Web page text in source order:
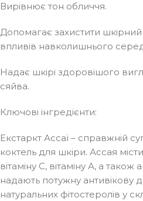
Вирівнює тон обличчя.
Допомагає захистити
впливів навколишнього
Надає шкірі здоровішого
сяйва.
Ключові інгредієнти:
Екстаркт Ассаї – справжній
коктель для шкіри. Ассая
вітаміну С, вітаміну А, а також
надають потужну антивікову
натуральних фітостеролів у